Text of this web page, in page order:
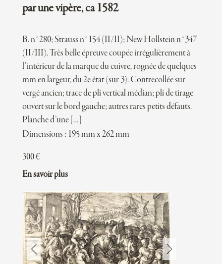
par une vipère, ca 1582
B. n°280; Strauss n°154 (II/II); New Hollstein n°347
(II/III). Très belle épreuve coupée irrégulièrement à
l’intérieur de la marque du cuivre, rognée de quelques
mm en largeur, du 2e état (sur 3). Contrecollée sur
vergé ancien; trace de pli vertical médian; pli de tirage
ouvert sur le bord gauche; autres rares petits défauts.
Planche d’une […]
Dimensions : 195 mm x 262 mm
300€
En savoir plus